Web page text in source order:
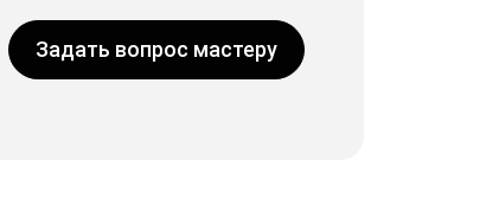
Задать вопрос мастеру